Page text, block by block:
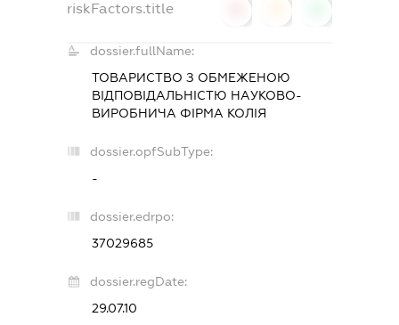
riskFactors.title
dossier.fullName:
ТОВАРИСТВО З ОБМЕЖЕНОЮ
ВІДПОВІДАЛЬНІСТЮ НАУКОВО-
ВИРОБНИЧА ФІРМА КОЛІЯ
dossier.opfSubType:
-
dossier.edrpo:
37029685
dossier.regDate:
29.07.10